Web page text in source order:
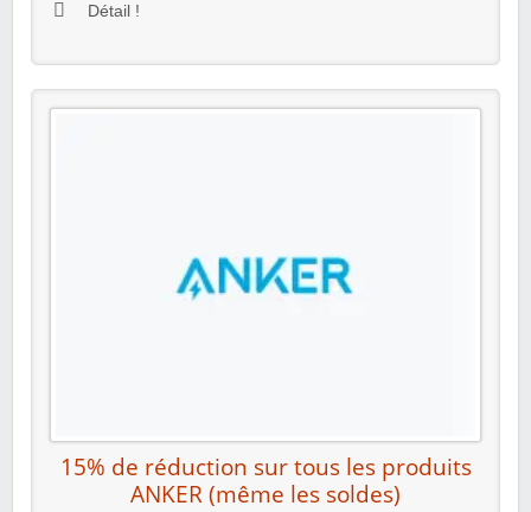
Détail !
15% de réduction sur tous les produits
ANKER (même les soldes)